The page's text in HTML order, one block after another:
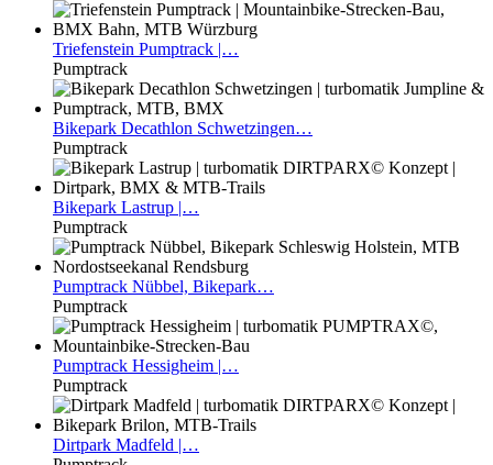
Triefenstein Pumptrack |…
Pumptrack
Bikepark Decathlon Schwetzingen…
Pumptrack
Bikepark Lastrup |…
Pumptrack
Pumptrack Nübbel, Bikepark…
Pumptrack
Pumptrack Hessigheim |…
Pumptrack
Dirtpark Madfeld |…